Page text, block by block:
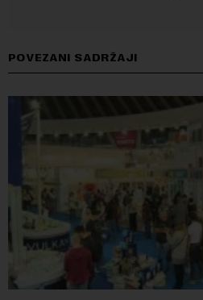
POVEZANI SADRŽAJI